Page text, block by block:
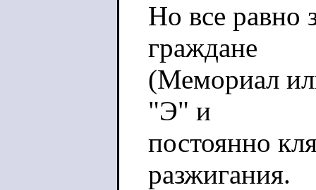
Но все равно
граждане
(Мемориал
"Э" и
постоянно
разжигания.